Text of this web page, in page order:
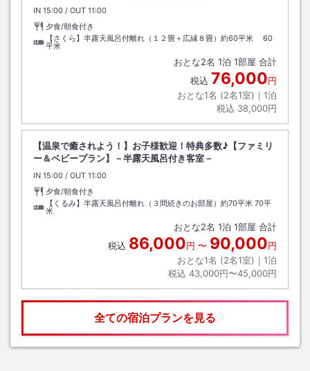
IN チェックイン
15:00 / OUT チェックアウト
11:00
夕食/朝食付き
【さくら】半露天風呂付離れ（１２畳＋広縁８畳）約60平米
60
平米
おとな2名 1泊 1部屋 合計
税込 76,000円
おとな1名 (2名1室)｜ 1泊
税込 38,000円
【温泉で癒されよう！】お子様歓迎！特典多数♪【ファミリ
ー＆ベビープラン】－半露天風呂付き客室－
IN チェックイン
15:00 / OUT チェックアウト
11:00
夕食/朝食付き
【くるみ】半露天風呂付離れ（３間続きのお部屋）約70平米 70平
米
おとな2名 1泊 1部屋 合計
税込 86,000円 〜 90,000円
おとな1名 (2名1室)｜ 1泊
税込 43,000円〜45,000円
全ての宿泊プランを見る